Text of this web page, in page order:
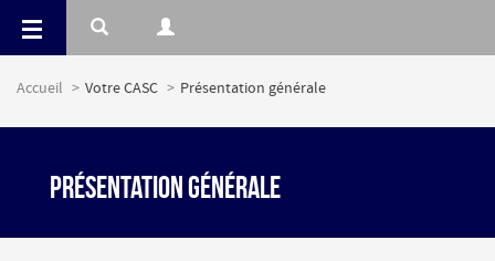
Accueil Votre CASC Présentation générale
Présentation générale